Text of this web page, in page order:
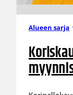
Alueen sarja